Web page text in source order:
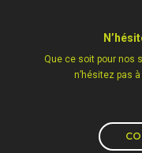
Que ce soit pour nos
n’hésitez pas